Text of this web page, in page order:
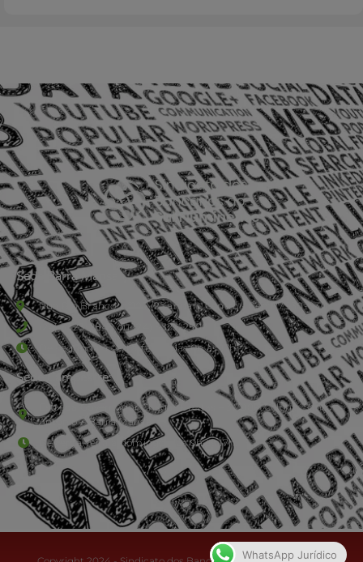
Sede Barra Mansa
Rua Rio Branco, nº107 (2º andar), Centro - Cep: 27.330-030
(24) 3323-2848 ou (24) 3323-2500
De segunda à sexta-feira , das 9h às 17h.
Sede Campestre:
Estrada Governador Chagas Freitas – 3.780 – Colônia Santo
Antônio – Barra Mansa
De terça-feira a domingo, das 9h às 17h
WhatsApp Jurídico